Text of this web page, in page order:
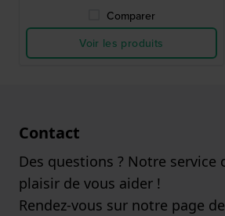
Comparer
Voir les produits
Contact
Des questions ? Notre service
plaisir de vous aider !
Rendez-vous sur notre page